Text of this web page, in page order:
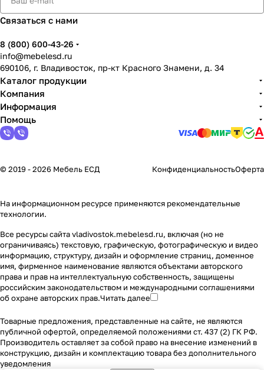
Связаться с нами
8 (800) 600-43-26
info@mebelesd.ru
690106, г. Владивосток, пр-кт Красного Знамени, д. 34
Каталог продукции
Компания
Информация
Помощь
© 2019 - 2026 Мебель ЕСД КонфиденциальностьОферта
На информационном ресурсе применяются рекомендательные
технологии.
Все ресурсы сайта vladivostok.mebelesd.ru, включая (но не
ограничиваясь) текстовую, графическую, фотографическую и видео
информацию, структуру, дизайн и оформление страниц, доменное
имя, фирменное наименование являются объектами авторского
права и прав на интеллектуальную собственность, защищены
российским законодательством и международными соглашениями
об охране авторских прав.Читать далее
Товарные предложения, представленные на сайте, не являются
публичной офертой, определяемой положениями ст. 437 (2) ГК РФ.
Производитель оставляет за собой право на внесение изменений в
конструкцию, дизайн и комплектацию товара без дополнительного
уведомления